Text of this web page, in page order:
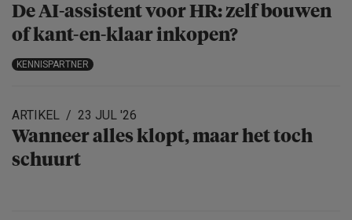
De AI-assistent voor HR: zelf bouwen
of kant-en-klaar inkopen?
KENNISPARTNER
ARTIKEL 23 JUL '26
Wanneer alles klopt, maar het toch
schuurt